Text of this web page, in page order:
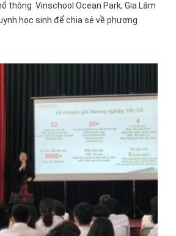
thông Vinschool Ocean Park, Gia Lâm
học sinh để chia sẻ về phương
trong việc định hướng nghề nghiệp